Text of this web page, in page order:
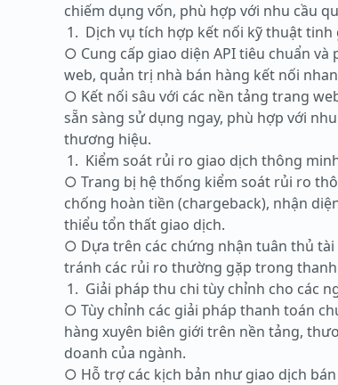
chiếm dụng vốn, phù hợp với nhu cầu
Dịch vụ tích hợp kết nối kỹ thuật tinh
○ Cung cấp giao diện API tiêu chuẩn
web, quản trị nhà bán hàng kết nối
○ Kết nối sâu với các nền tảng trang
sẵn sàng sử dụng ngay, phù hợp với
thương hiệu.
Kiểm soát rủi ro giao dịch thông
○ Trang bị hệ thống kiểm soát rủi ro
chống hoàn tiền (chargeback), nhận
thiểu tổn thất giao dịch.
○ Dựa trên các chứng nhận tuân thủ tài
tránh các rủi ro thường gặp trong
Giải pháp thu chi tùy chỉnh cho các
○ Tùy chỉnh các giải pháp thanh toán
hàng xuyên biên giới trên nền tảng,
doanh của ngành.
○ Hỗ trợ các kịch bản như giao dịch